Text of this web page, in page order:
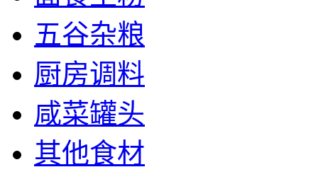
五谷杂粮
厨房调料
咸菜罐头
其他食材